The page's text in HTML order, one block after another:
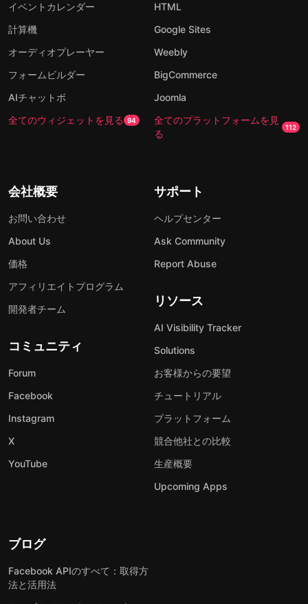
イベントカレンダー
計算機
オーディオプレーヤー
フォームビルダー
AIチャットボ
全てのウィジェットを見る 94
HTML
Google Sites
Weebly
BigCommerce
Joomla
全てのプラットフォームを見
る
112
会社概要
お問い合わせ
About Us
価格
アフィリエイトプログラム
開発者チーム
コミュニティ
Forum
Facebook
Instagram
X
YouTube
サポート
ヘルプセンター
Ask Community
Report Abuse
リソース
AI Visibility Tracker
Solutions
お客様からの要望
チュートリアル
プラットフォーム
競合他社との比較
生産概要
Upcoming Apps
ブログ
Facebook APIのすべて：取得方
法と活用法